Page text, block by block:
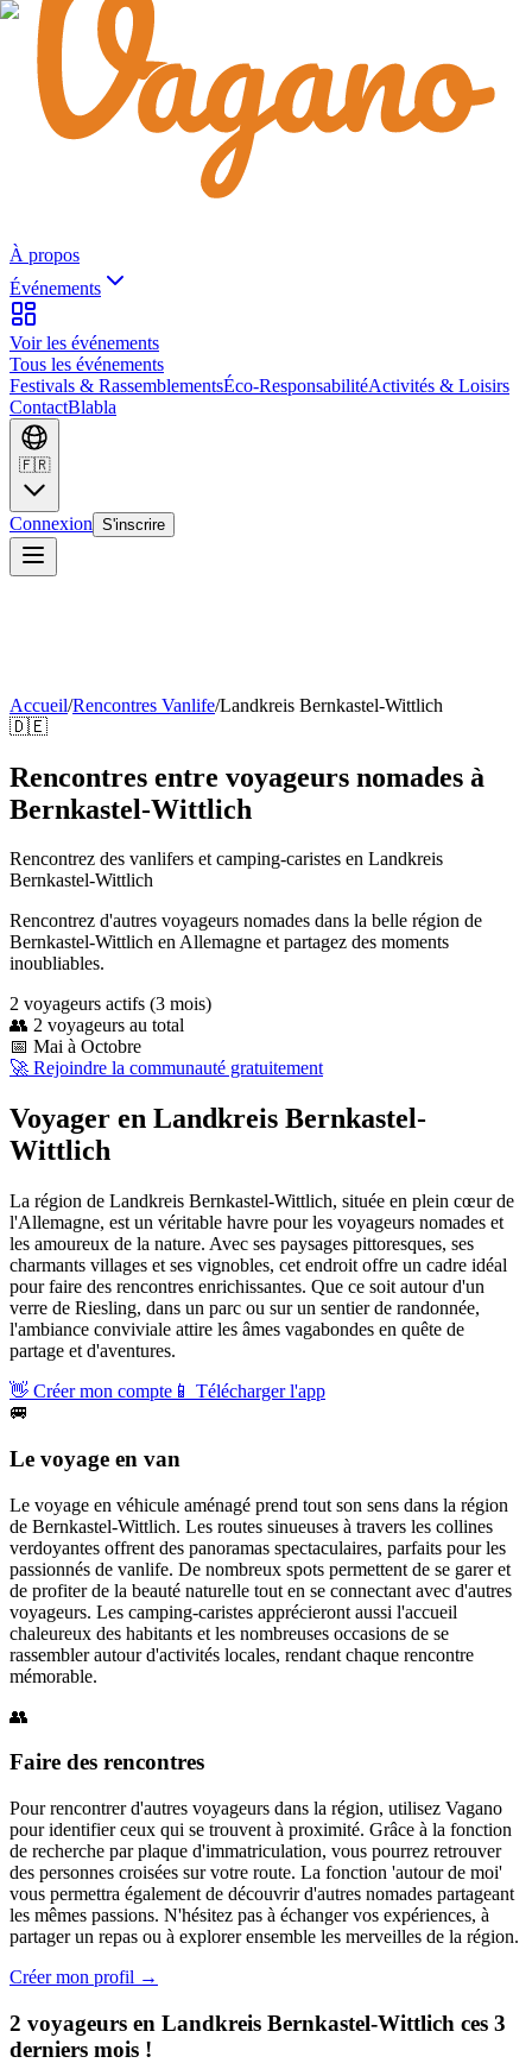
À propos
Événements
Voir les événements
Tous les événements
Festivals & RassemblementsÉco-ResponsabilitéActivités & Loisirs
ContactBlabla
🇫🇷
Connexion S'inscrire
Accueil/Rencontres Vanlife/Landkreis Bernkastel-Wittlich
🇩🇪
Rencontres entre voyageurs nomades à
Bernkastel-Wittlich
Rencontrez des vanlifers et camping-caristes en Landkreis
Bernkastel-Wittlich
Rencontrez d'autres voyageurs nomades dans la belle région de
Bernkastel-Wittlich en Allemagne et partagez des moments
inoubliables.
2 voyageurs actifs (3 mois)
👥 2 voyageurs au total
📅 Mai à Octobre
🚀 Rejoindre la communauté gratuitement
Voyager en Landkreis Bernkastel-
Wittlich
La région de Landkreis Bernkastel-Wittlich, située en plein cœur de
l'Allemagne, est un véritable havre pour les voyageurs nomades et
les amoureux de la nature. Avec ses paysages pittoresques, ses
charmants villages et ses vignobles, cet endroit offre un cadre idéal
pour faire des rencontres enrichissantes. Que ce soit autour d'un
verre de Riesling, dans un parc ou sur un sentier de randonnée,
l'ambiance conviviale attire les âmes vagabondes en quête de
partage et d'aventures.
👋 Créer mon compte 📱 Télécharger l'app
🚐
Le voyage en van
Le voyage en véhicule aménagé prend tout son sens dans la région
de Bernkastel-Wittlich. Les routes sinueuses à travers les collines
verdoyantes offrent des panoramas spectaculaires, parfaits pour les
passionnés de vanlife. De nombreux spots permettent de se garer et
de profiter de la beauté naturelle tout en se connectant avec d'autres
voyageurs. Les camping-caristes apprécieront aussi l'accueil
chaleureux des habitants et les nombreuses occasions de se
rassembler autour d'activités locales, rendant chaque rencontre
mémorable.
👥
Faire des rencontres
Pour rencontrer d'autres voyageurs dans la région, utilisez Vagano
pour identifier ceux qui se trouvent à proximité. Grâce à la fonction
de recherche par plaque d'immatriculation, vous pourrez retrouver
des personnes croisées sur votre route. La fonction 'autour de moi'
vous permettra également de découvrir d'autres nomades partageant
les mêmes passions. N'hésitez pas à échanger vos expériences, à
partager un repas ou à explorer ensemble les merveilles de la région.
Créer mon profil →
2 voyageurs en Landkreis Bernkastel-Wittlich ces 3
derniers mois !